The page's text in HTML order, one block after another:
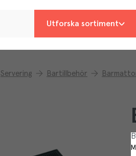
Utforska sortiment
Servering Bartillbehör